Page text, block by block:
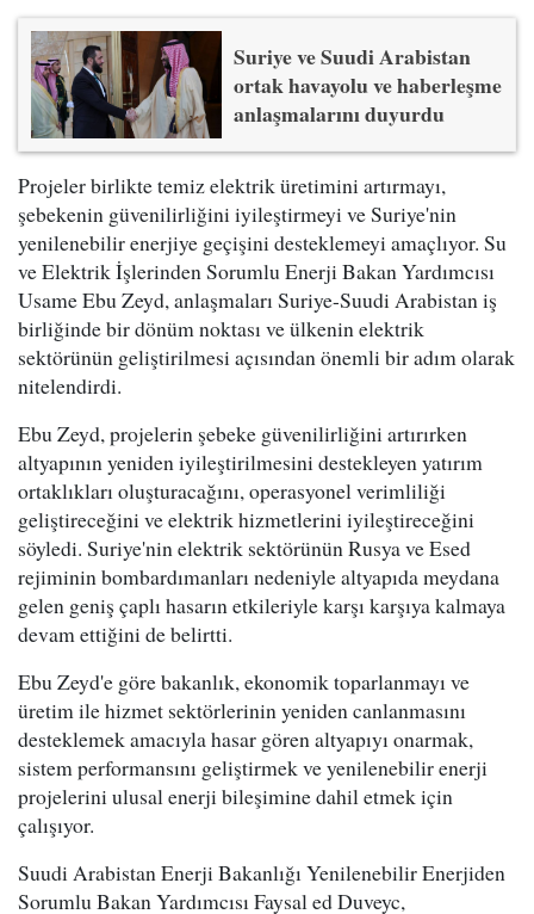
Suriye ve Suudi Arabistan
ortak havayolu ve haberleşme
anlaşmalarını duyurdu
Projeler birlikte temiz elektrik üretimini artırmayı,
şebekenin güvenilirliğini iyileştirmeyi ve Suriye'nin
yenilenebilir enerjiye geçişini desteklemeyi amaçlıyor. Su
ve Elektrik İşlerinden Sorumlu Enerji Bakan Yardımcısı
Usame Ebu Zeyd, anlaşmaları Suriye-Suudi Arabistan iş
birliğinde bir dönüm noktası ve ülkenin elektrik
sektörünün geliştirilmesi açısından önemli bir adım olarak
nitelendirdi.
Ebu Zeyd, projelerin şebeke güvenilirliğini artırırken
altyapının yeniden iyileştirilmesini destekleyen yatırım
ortaklıkları oluşturacağını, operasyonel verimliliği
geliştireceğini ve elektrik hizmetlerini iyileştireceğini
söyledi. Suriye'nin elektrik sektörünün Rusya ve Esed
rejiminin bombardımanları nedeniyle altyapıda meydana
gelen geniş çaplı hasarın etkileriyle karşı karşıya kalmaya
devam ettiğini de belirtti.
Ebu Zeyd'e göre bakanlık, ekonomik toparlanmayı ve
üretim ile hizmet sektörlerinin yeniden canlanmasını
desteklemek amacıyla hasar gören altyapıyı onarmak,
sistem performansını geliştirmek ve yenilenebilir enerji
projelerini ulusal enerji bileşimine dahil etmek için
çalışıyor.
Suudi Arabistan Enerji Bakanlığı Yenilenebilir Enerjiden
Sorumlu Bakan Yardımcısı Faysal ed Duveyc,